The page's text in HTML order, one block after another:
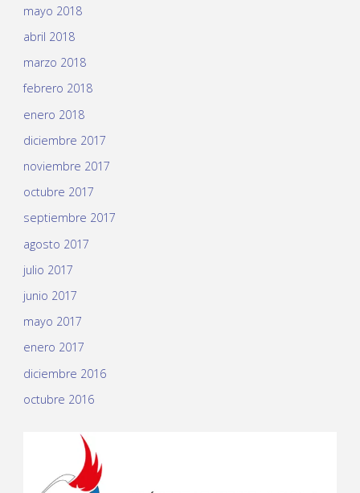
mayo 2018
abril 2018
marzo 2018
febrero 2018
enero 2018
diciembre 2017
noviembre 2017
octubre 2017
septiembre 2017
agosto 2017
julio 2017
junio 2017
mayo 2017
enero 2017
diciembre 2016
octubre 2016